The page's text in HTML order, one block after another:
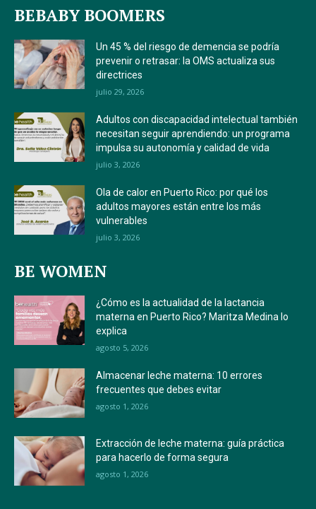
BEBABY BOOMERS
Un 45 % del riesgo de demencia se podría
prevenir o retrasar: la OMS actualiza sus
directrices
julio 29, 2026
Adultos con discapacidad intelectual también
necesitan seguir aprendiendo: un programa
impulsa su autonomía y calidad de vida
julio 3, 2026
Ola de calor en Puerto Rico: por qué los
adultos mayores están entre los más
vulnerables
julio 3, 2026
BE WOMEN
¿Cómo es la actualidad de la lactancia
materna en Puerto Rico? Maritza Medina lo
explica
agosto 5, 2026
Almacenar leche materna: 10 errores
frecuentes que debes evitar
agosto 1, 2026
Extracción de leche materna: guía práctica
para hacerlo de forma segura
agosto 1, 2026